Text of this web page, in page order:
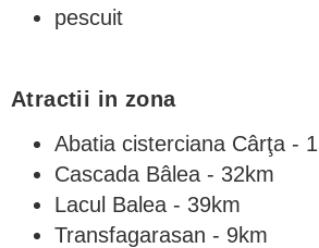
pescuit
Atractii in zona
Abatia cisterciana Cârţa -
Cascada Bâlea - 32km
Lacul Balea - 39km
Transfagarasan - 9km